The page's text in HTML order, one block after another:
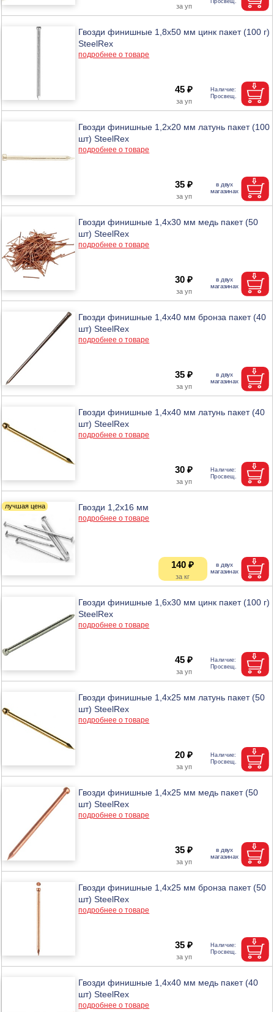
Гвозди финишные 1,8х50 мм цинк пакет (100 г)
SteelRex
подробнее о товаре
45 ₽
Гвозди финишные 1,2х20 мм латунь пакет (100
шт) SteelRex
подробнее о товаре
35 ₽
Гвозди финишные 1,4х30 мм медь пакет (50
шт) SteelRex
подробнее о товаре
30 ₽
Гвозди финишные 1,4х40 мм бронза пакет (40
шт) SteelRex
подробнее о товаре
35 ₽
Гвозди финишные 1,4х40 мм латунь пакет (40
шт) SteelRex
подробнее о товаре
30 ₽
Гвозди 1,2х16 мм
подробнее о товаре
140 ₽
Гвозди финишные 1,6х30 мм цинк пакет (100 г)
SteelRex
подробнее о товаре
45 ₽
Гвозди финишные 1,4х25 мм латунь пакет (50
шт) SteelRex
подробнее о товаре
20 ₽
Гвозди финишные 1,4х25 мм медь пакет (50
шт) SteelRex
подробнее о товаре
35 ₽
Гвозди финишные 1,4х25 мм бронза пакет (50
шт) SteelRex
подробнее о товаре
35 ₽
Гвозди финишные 1,4х40 мм медь пакет (40
шт) SteelRex
подробнее о товаре